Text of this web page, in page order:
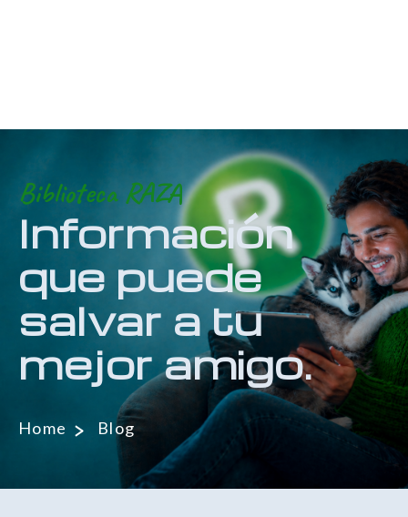
Biblioteca RAZA
Información
que puede
salvar a tu
mejor amigo.
Home Blog